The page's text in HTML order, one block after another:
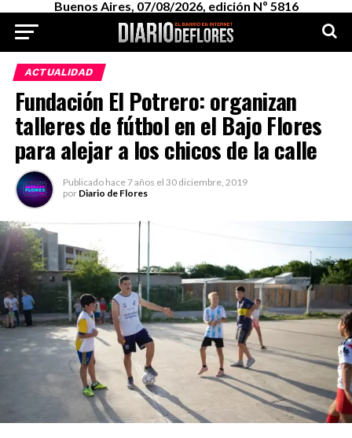
Buenos Aires, 07/08/2026, edición Nº 5816
ACTUALIDAD
Fundación El Potrero: organizan
talleres de fútbol en el Bajo Flores
para alejar a los chicos de la calle
Publicado hace 7 años el 30 diciembre, 2019
por Diario de Flores